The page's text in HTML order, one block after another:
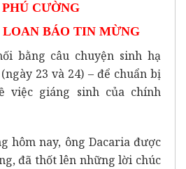
PHÚ CƯỜNG
BÁO TIN MỪNG
bằng câu chuyện sinh hạ
23 và 24) – để chuẩn bị
việc giáng sinh của chính
hôm nay, ông Dacaria được
đã thốt lên những lời chúc